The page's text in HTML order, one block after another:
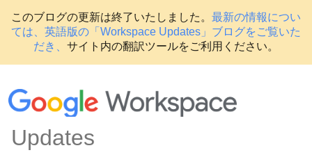
このブログの更新は終了いたしました。 最新の情報につい
ては、英語版の「Workspace Updates」ブログをご覧いた
だき、 サイト内の翻訳ツールをご利用ください。
Updates